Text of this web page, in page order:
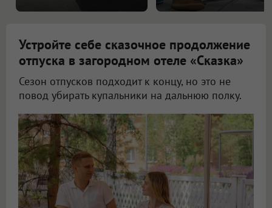
Устройте себе сказочное продолжение
отпуска в загородном отеле «Сказка»
Сезон отпусков подходит к концу, но это не
повод убирать купальники на дальнюю полку.